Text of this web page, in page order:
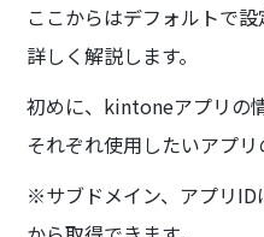
ここからはデフォルトで
詳しく解説します。
初めに、kintoneアプリの
それぞれ使用したいアプリ
※サブドメイン、アプリID